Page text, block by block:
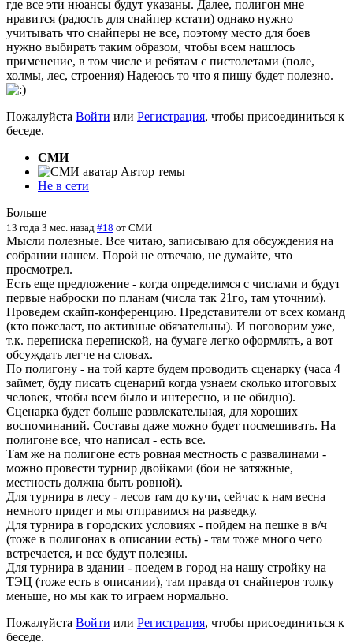
где все эти нюансы будут указаны. Далее, полигон мне
нравится (радость для снайпер кстати) однако нужно
учитывать что снайперы не все, поэтому место для боев
нужно выбирать таким образом, чтобы всем нашлось
применение, в том числе и ребятам с пистолетами (поле,
холмы, лес, строения) Надеюсь то что я пишу будет полезно.
Пожалуйста Войти или Регистрация, чтобы присоединиться к
беседе.
СМИ
Автор темы
Не в сети
Больше
13 года 3 мес. назад #18 от СМИ
Мысли полезные. Все читаю, записываю для обсуждения на
собрании нашем. Порой не отвечаю, не думайте, что
просмотрел.
Есть еще предложение - когда определимся с числами и будут
первые наброски по планам (числа так 21го, там уточним).
Проведем скайп-конференцию. Представители от всех команд
(кто пожелает, но активные обязательны). И поговорим уже,
т.к. переписка перепиской, на бумаге легко оформлять, а вот
обсуждать легче на словах.
По полигону - на той карте будем проводить сценарку (часа 4
займет, буду писать сценарий когда узнаем сколько итоговых
человек, чтобы всем было и интересно, и не обидно).
Сценарка будет больше развлекательная, для хороших
воспоминаний. Составы даже можно будет посмешивать. На
полигоне все, что написал - есть все.
Там же на полигоне есть ровная местность с развалинами -
можно провести турнир двойками (бои не затяжные,
местность должна быть ровной).
Для турнира в лесу - лесов там до кучи, сейчас к нам весна
немного придет и мы отправимся на разведку.
Для турнира в городских условиях - пойдем на пешке в в/ч
(тоже в полигонах в описании есть) - там тоже много чего
встречается, и все будут полезны.
Для турнира в здании - поедем в город на нашу стройку на
ТЭЦ (тоже есть в описании), там правда от снайперов толку
меньше, но мы как то играем нормально.
Пожалуйста Войти или Регистрация, чтобы присоединиться к
беседе.